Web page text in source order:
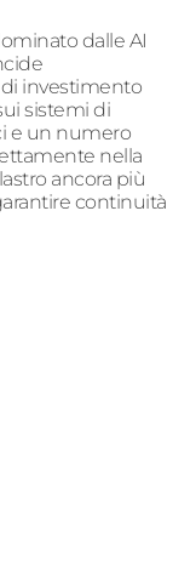
dalle AI
investimento
sistemi di
e un numero
nella
ancora più
continuità